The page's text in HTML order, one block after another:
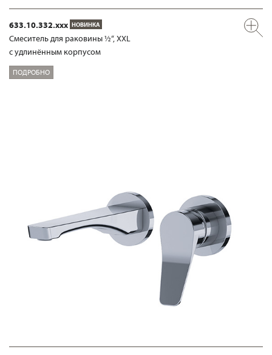
633.10.332.xxx НОВИНКА
Смеситель для раковины ½“, XXL
с удлинённым корпусом
ПОДРОБНО